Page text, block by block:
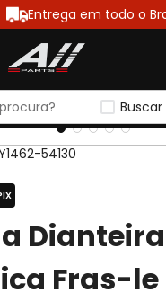
Entrega em todo o
54130
Dianteira
Fras-le